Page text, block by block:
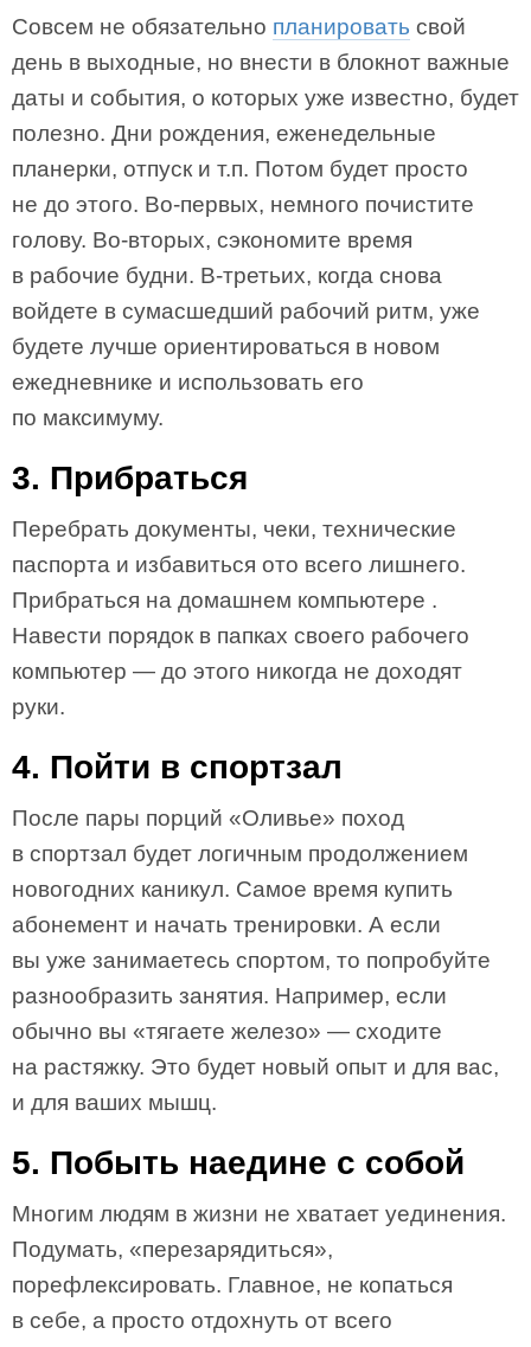
Совсем не обязательно планировать свой
день в выходные, но внести в блокнот важные
даты и события, о которых уже известно, будет
полезно. Дни рождения, еженедельные
планерки, отпуск и т.п. Потом будет просто
не до этого. Во-первых, немного почистите
голову. Во-вторых, сэкономите время
в рабочие будни. В-третьих, когда снова
войдете в сумасшедший рабочий ритм, уже
будете лучше ориентироваться в новом
ежедневнике и использовать его
по максимуму.
3. Прибраться
Перебрать документы, чеки, технические
паспорта и избавиться ото всего лишнего.
Прибраться на домашнем компьютере .
Навести порядок в папках своего рабочего
компьютер — до этого никогда не доходят
руки.
4. Пойти в спортзал
После пары порций «Оливье» поход
в спортзал будет логичным продолжением
новогодних каникул. Самое время купить
абонемент и начать тренировки. А если
вы уже занимаетесь спортом, то попробуйте
разнообразить занятия. Например, если
обычно вы «тягаете железо» — сходите
на растяжку. Это будет новый опыт и для вас,
и для ваших мышц.
5. Побыть наедине с собой
Многим людям в жизни не хватает уединения.
Подумать, «перезарядиться»,
порефлексировать. Главное, не копаться
в себе, а просто отдохнуть от всего